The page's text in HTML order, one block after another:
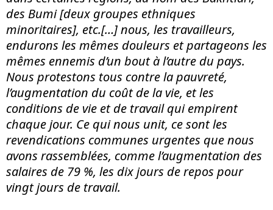
des Bumi [deux groupes ethniques
minoritaires], etc.[…] nous, les travailleurs,
endurons les mêmes douleurs et partageons les
mêmes ennemis d’un bout à l’autre du pays.
Nous protestons tous contre la pauvreté,
l’augmentation du coût de la vie, et les
conditions de vie et de travail qui empirent
chaque jour. Ce qui nous unit, ce sont les
revendications communes urgentes que nous
avons rassemblées, comme l’augmentation des
salaires de 79 %, les dix jours de repos pour
vingt jours de travail.